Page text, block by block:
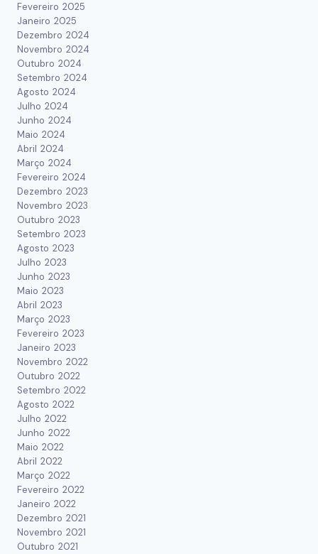
Fevereiro 2025
Janeiro 2025
Dezembro 2024
Novembro 2024
Outubro 2024
Setembro 2024
Agosto 2024
Julho 2024
Junho 2024
Maio 2024
Abril 2024
Março 2024
Fevereiro 2024
Dezembro 2023
Novembro 2023
Outubro 2023
Setembro 2023
Agosto 2023
Julho 2023
Junho 2023
Maio 2023
Abril 2023
Março 2023
Fevereiro 2023
Janeiro 2023
Novembro 2022
Outubro 2022
Setembro 2022
Agosto 2022
Julho 2022
Junho 2022
Maio 2022
Abril 2022
Março 2022
Fevereiro 2022
Janeiro 2022
Dezembro 2021
Novembro 2021
Outubro 2021